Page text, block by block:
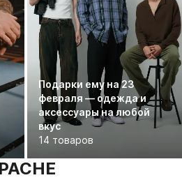
Подарки ему на 23
февраля — одежда и
аксессуары на любой
вкус
14 товаров